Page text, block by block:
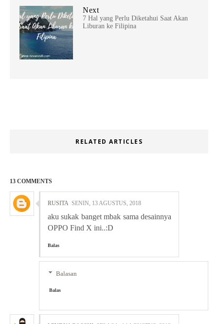
Next
7 Hal yang Perlu Diketahui Saat Akan
Liburan ke Filipina
RELATED ARTICLES
13 COMMENTS
RUSITA SENIN, 13 AGUSTUS, 2018
aku sukak banget mbak sama desainnya
OPPO Find X ini..:D
Balas
Balasan
Balas